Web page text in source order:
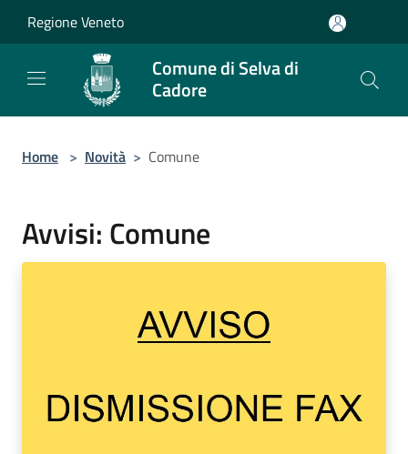
Regione Veneto
Comune di Selva di
Cadore
Home > Novità > Comune
Avvisi: Comune